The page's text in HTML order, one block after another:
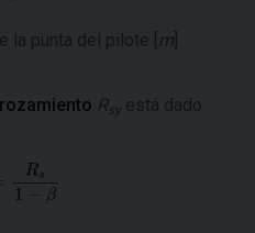
la punta del pilote [ m
Rsy está dado